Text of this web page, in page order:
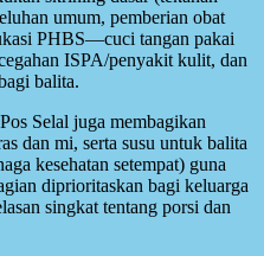
umum, pemberian obat
PHBS—cuci tangan pakai
ISPA/penyakit kulit, dan
balita.
Selal juga membagikan
dan mi, serta susu untuk balita
kesehatan setempat) guna
diprioritaskan bagi keluarga
singkat tentang porsi dan